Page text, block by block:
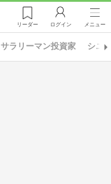
リーダー ログイン メニュー
サラリーマン投資家 シニ